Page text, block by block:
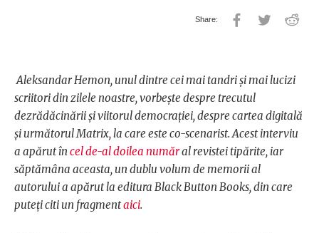
Aleksandar Hemon, unul dintre cei mai tandri și mai lucizi
scriitori din zilele noastre, vorbește despre trecutul
dezrădăcinării și viitorul democrației, despre cartea digitală
și următorul Matrix, la care este co-scenarist. Acest interviu
a apărut în cel de-al doilea număral revistei tipărite, iar
săptămâna aceasta, un dublu volum de memorii al
autorului a apărut la editura Black Button Books, din care
puteți citi un fragmentaici.